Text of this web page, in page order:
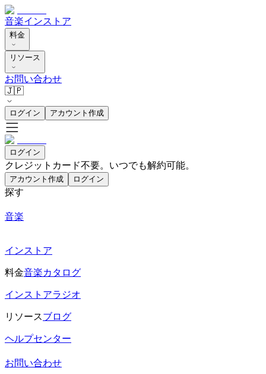
音楽インストア
料金
リソース
お問い合わせ
🇯🇵
ログイン アカウント作成
ログイン
クレジットカード不要。いつでも解約可能。
アカウント作成 ログイン
探す
音楽
インストア
料金音楽カタログ
インストアラジオ
リソースブログ
ヘルプセンター
お問い合わせ